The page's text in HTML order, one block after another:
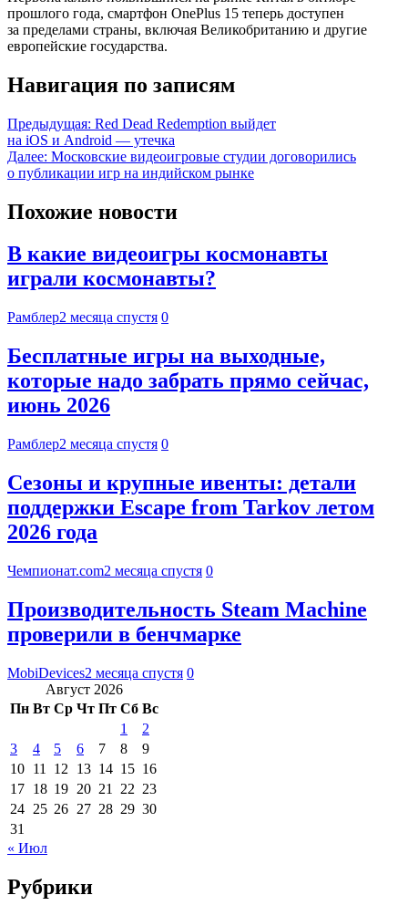
прошлого года, смартфон OnePlus 15 теперь доступен
за пределами страны, включая Великобританию и другие
европейские государства.
Навигация по записям
Предыдущая: Red Dead Redemption выйдет
на iOS и Android — утечка
Далее: Московские видеоигровые студии договорились
о публикации игр на индийском рынке
Похожие новости
В какие видеоигры космонавты
играли космонавты?
Рамблер2 месяца спустя 0
Бесплатные игры на выходные,
которые надо забрать прямо сейчас,
июнь 2026
Рамблер2 месяца спустя 0
Сезоны и крупные ивенты: детали
поддержки Escape from Tarkov летом
2026 года
Чемпионат.com2 месяца спустя 0
Производительность Steam Machine
проверили в бенчмарке
MobiDevices2 месяца спустя 0
Август 2026
Пн Вт Ср Чт Пт Сб Вс
1
2
3
4 5 6 7 8
9
10 11 12 13 14 15 16
17 18 19 20 21 22 23
24 25 26 27 28 29 30
31
« Июл
Рубрики